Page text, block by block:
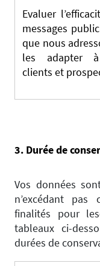
Evaluer
messages
que nous
les adapter
clients et
3. ​Durée de
Vos données
n’excédant
finalités pour
tableaux ci-
durées de